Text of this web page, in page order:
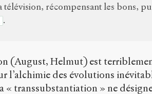
télévision, récompensant les bons,
.
(August, Helmut) est
l’alchimie des évolutions
« transsubstantiation » ne